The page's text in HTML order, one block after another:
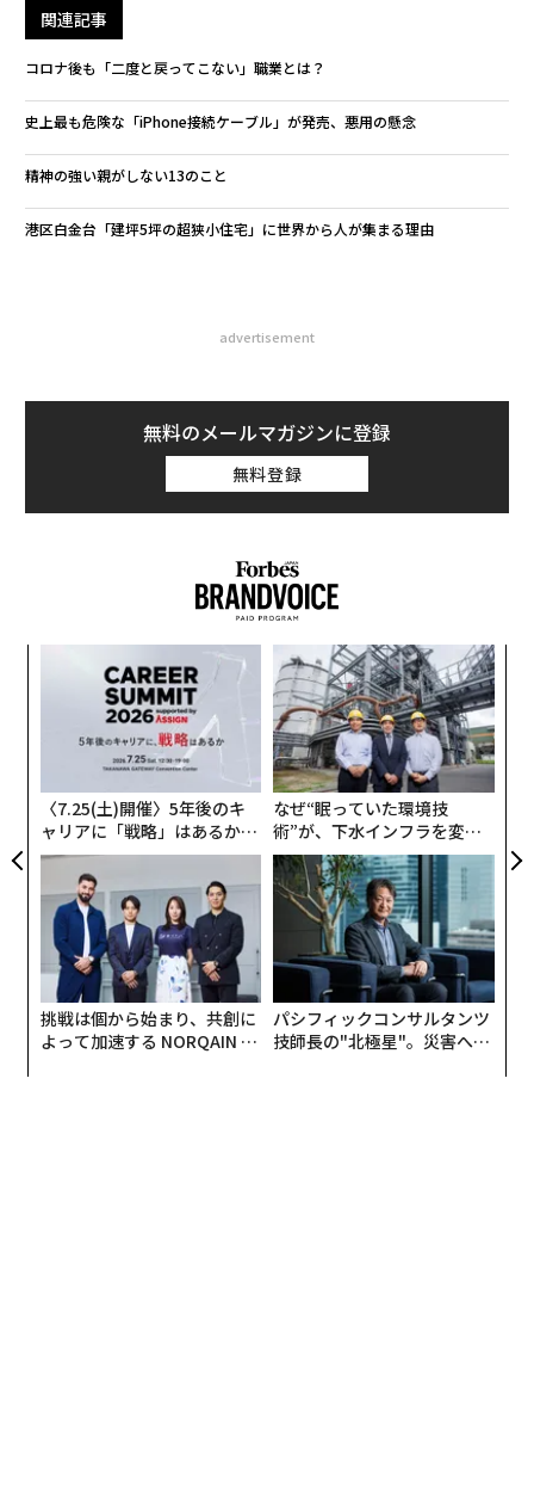
関連記事
コロナ後も「二度と戻ってこない」職業とは？
史上最も危険な「iPhone接続ケーブル」が発売、悪用の懸念
精神の強い親がしない13のこと
港区白金台「建坪5坪の超狭小住宅」に世界から人が集まる理由
advertisement
無料のメールマガジンに登録
無料登録
〈7.25(土)開催〉5年後のキ
ャリアに「戦略」はあるか。
トップエグゼクティブのキャ
リアに触れる1日│CAREER S
UMMIT 2026
なぜ“眠っていた環境技
術”が、下水インフラを変え
たのか──産総研×月島JFE
アクアソリューションの10年
挑戦は個から始まり、共創に
よって加速する NORQAIN JA
パシフィックコンサルタンツ
技師長の"北極星"。災害への